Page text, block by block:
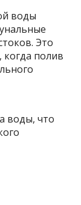
воды
Это
полив
воды, что